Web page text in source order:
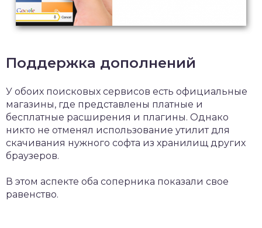
Поддержка дополнений
У обоих поисковых сервисов есть официальные
магазины, где представлены платные и
бесплатные расширения и плагины. Однако
никто не отменял использование утилит для
скачивания нужного софта из хранилищ других
браузеров.
В этом аспекте оба соперника показали свое
равенство.